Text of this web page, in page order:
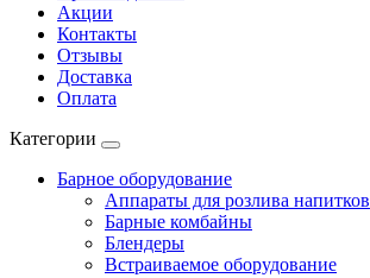
Акции
Контакты
Отзывы
Доставка
Оплата
Категории
Барное оборудование
Аппараты для розлива напитков
Барные комбайны
Блендеры
Встраиваемое оборудование